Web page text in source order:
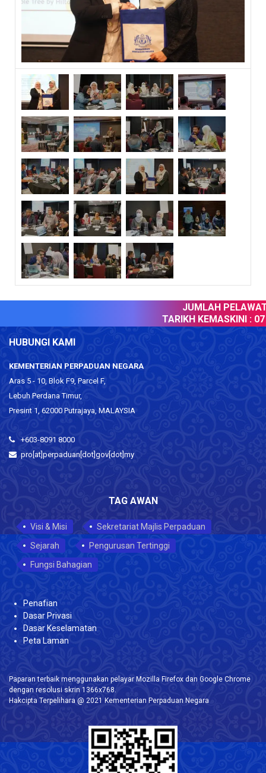
JUMLAH PELAWAT :
TARIKH KEMASKINI : 07
HUBUNGI KAMI
KEMENTERIAN PERPADUAN NEGARA
Aras 5 - 10, Blok F9, Parcel F,
Lebuh Perdana Timur,
Presint 1, 62000 Putrajaya, MALAYSIA
+603-8091 8000
pro[at]perpaduan[dot]gov[dot]my
TAG AWAN
Visi & Misi
Sekretariat Majlis Perpaduan
Sejarah
Pengurusan Tertinggi
Fungsi Bahagian
Penafian
Dasar Privasi
Dasar Keselamatan
Peta Laman
Paparan terbaik menggunakan pelayar Mozilla Firefox dan Google Chrome
dengan resolusi skrin 1366x768.
Hakcipta Terpelihara @ 2021 Kementerian Perpaduan Negara